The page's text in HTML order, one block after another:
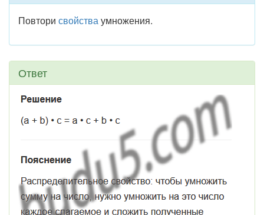
Повтори свойстваумножения.
Ответ